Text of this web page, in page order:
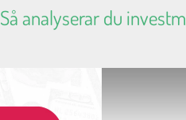
Så analyserar du